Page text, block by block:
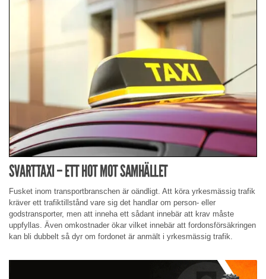
SVARTTAXI – ETT HOT MOT SAMHÄLLET
Fusket inom transportbranschen är oändligt. Att köra yrkesmässig trafik
kräver ett trafiktillstånd vare sig det handlar om person- eller
godstransporter, men att inneha ett sådant innebär att krav måste
uppfyllas. Även omkostnader ökar vilket innebär att fordonsförsäkringen
kan bli dubbelt så dyr om fordonet är anmält i yrkesmässig trafik.